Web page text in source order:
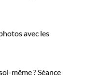
avec les
même ? Séance